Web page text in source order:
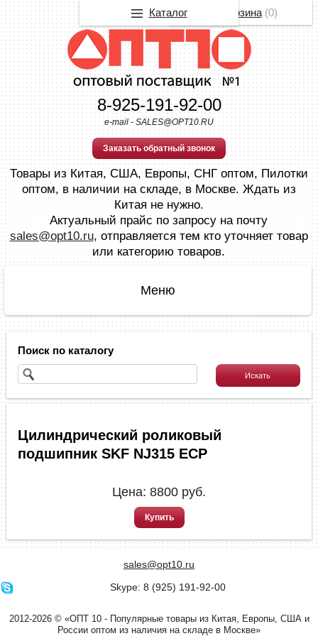
8-925-191-92-00
e-mail - SALES@OPT10.RU
Заказать обратный звонок
Товары из Китая, США, Европы, СНГ оптом, Пилотки
оптом, в наличии на складе, в Москве. Ждать из
Китая не нужно.
Актуальный прайс по запросу на почту
sales@opt10.ru, отправляется тем кто уточняет товар
или категорию товаров.
Поиск по каталогу
Цилиндрический роликовый
подшипник SKF NJ315 ECP
Цена: 8800 руб.
Купить
sales@opt10.ru
Skype: 8 (925) 191-92-00
2012-2026 © «ОПТ 10 - Популярные товары из Китая, Европы, США и
России оптом из наличия на складе в Москве»
Корзина(0)
Каталог